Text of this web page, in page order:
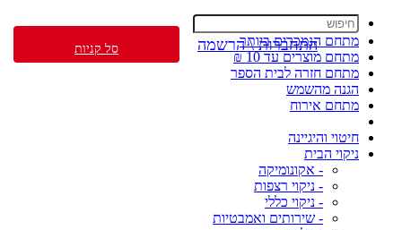
מתחם הנמכרים ביותר
מתחם מוצרים עד 10 ₪
מתחם חזרה לבית הספר
הגנה מהשמש
מתחם אירוח
חיטוי והיגיינה
ניקוי הבית
- אקונומיקה
- ניקוי רצפות
- ניקוי כללי
- שירותים ואמבטיות
התחברות \ הרשמה סל קניות